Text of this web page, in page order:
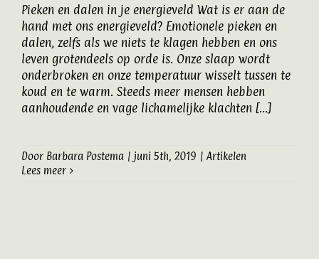
Artikelen
Contact
Pieken en dalen in je energieveld Wat is er aan de
hand met ons energieveld? Emotionele pieken en
dalen, zelfs als we niets te klagen hebben en ons
leven grotendeels op orde is. Onze slaap wordt
onderbroken en onze temperatuur wisselt tussen te
koud en te warm. Steeds meer mensen hebben
aanhoudende en vage lichamelijke klachten [...]
Door Barbara Postema | juni 5th, 2019 | Artikelen
Lees meer